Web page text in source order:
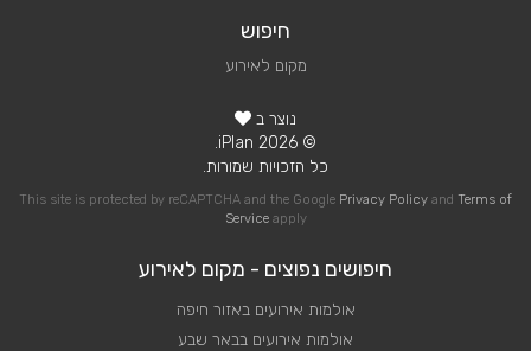
חיפוש
מקום לאירוע
נוצר ב
© 2026 iPlan.
כל הזכויות שמורות.
This site is protected by reCAPTCHA and the Google Privacy Policy and Terms of
Serviceapply
חיפושים נפוצים - מקום לאירוע
אולמות אירועים באזור חיפה
אולמות אירועים בבאר שבע